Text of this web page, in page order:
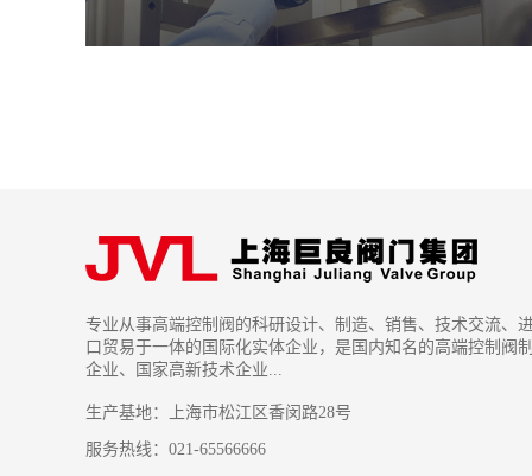
专业从事高端控制阀的科研设计、制造、销售、技术交流、
口贸易于一体的国际化实体企业，是国内知名的高端控制阀
企业、国家高新技术企业...
生产基地：上海市松江区香闵路28号
服务热线：021-65566666